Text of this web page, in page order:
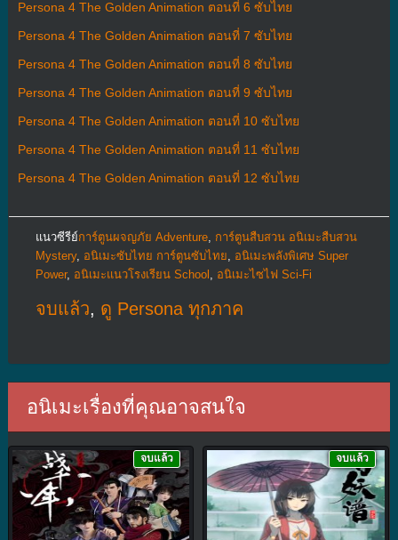
Persona 4 The Golden Animation ตอนที่ 6 ซับไทย
Persona 4 The Golden Animation ตอนที่ 7 ซับไทย
Persona 4 The Golden Animation ตอนที่ 8 ซับไทย
Persona 4 The Golden Animation ตอนที่ 9 ซับไทย
Persona 4 The Golden Animation ตอนที่ 10 ซับไทย
Persona 4 The Golden Animation ตอนที่ 11 ซับไทย
Persona 4 The Golden Animation ตอนที่ 12 ซับไทย
แนวซีรีย์การ์ตูนผจญภัย Adventure, การ์ตูนสืบสวน อนิเมะสืบสวน
Mystery, อนิเมะซับไทย การ์ตูนซับไทย
อนิเมะพลังพิเศษ Super
Power, อนิเมะแนวโรงเรียน School อนิเมะไซไฟ Sci-Fi
จบแล้ว, ดู Persona ทุกภาค
อนิเมะเรื่องที่คุณอาจสนใจ
จบแล้ว จบแล้ว